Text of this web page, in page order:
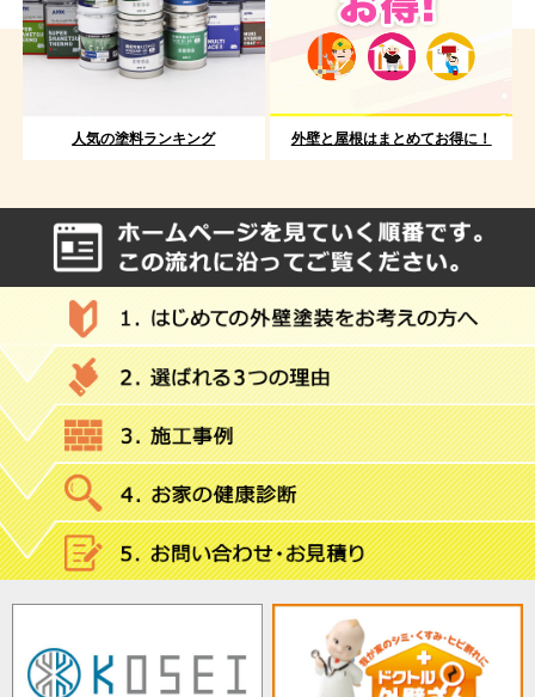
人気の塗料ランキング 外壁と屋根はまとめてお得に！